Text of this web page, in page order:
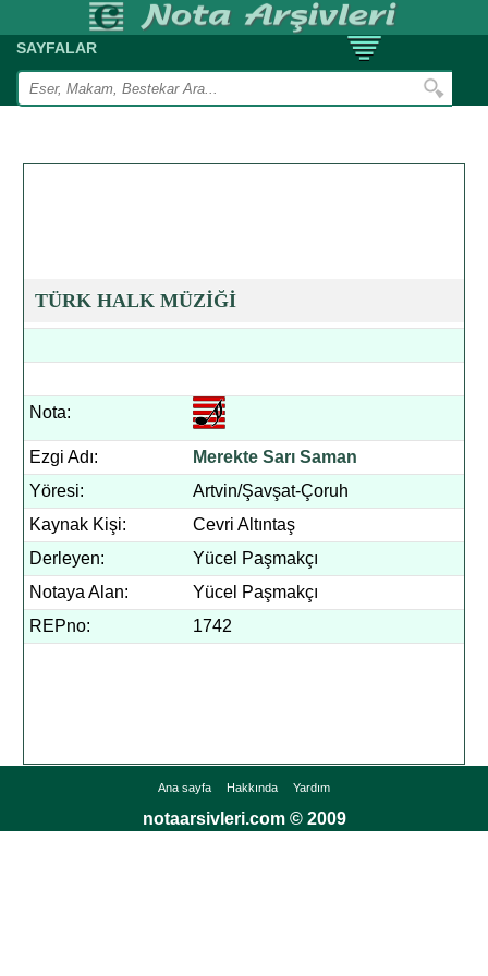
SAYFALAR
TÜRK HALK MÜZİĞİ
Nota:
Ezgi Adı:
Merekte Sarı Saman
Yöresi:
Artvin/Şavşat-Çoruh
Kaynak Kişi:
Cevri Altıntaş
Derleyen:
Yücel Paşmakçı
Notaya Alan:
Yücel Paşmakçı
REPno:
1742
Ana sayfa Hakkında Yardım
notaarsivleri.com © 2009